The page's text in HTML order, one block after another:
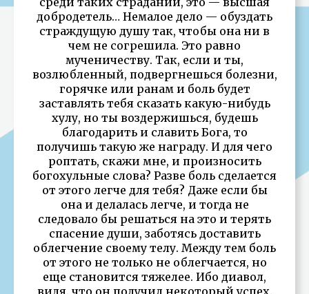
добродетель… Немалое дело — обуздать
страждущую душу так, чтобы она ни в
чем не согрешила. Это равно
мученичеству. Так, если и ты,
возлюбленный, подвергнешься болезни,
горячке или ранам и боль будет
заставлять тебя сказать какую-нибудь
хулу, но ты воздержишься, будешь
благодарить и славить Бога, то
получишь такую же награду. И для чего
роптать, скажи мне, и произносить
богохульные слова? Разве боль сделается
от этого легче для тебя? Даже если бы
она и делалась легче, и тогда не
следовало бы решаться на это и терять
спасение души, заботясь доставить
облегчение своему телу. Между тем боль
от этого не только не облегчается, но
еще становится тяжелее. Ибо диавол,
видя, что он получил некоторый успех,